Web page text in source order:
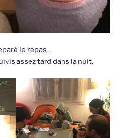
le repas…
assez tard dans la nuit.